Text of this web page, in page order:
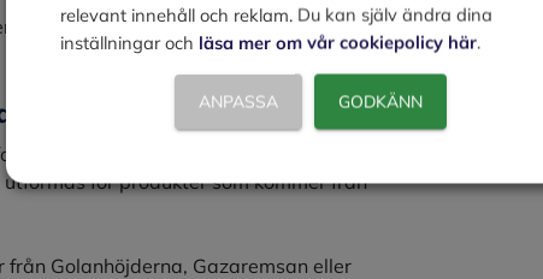
på Jordbruksverkets webbplats.
vilseleda konsumenten. Därför har
för produkter som kommer från
Golanhöjderna, Gazaremsan eller
relevant innehåll och reklam. Du kan själv ändra dina
inställningar och läsa mer om vår cookiepolicy här.
ANPASSA GODKÄNN